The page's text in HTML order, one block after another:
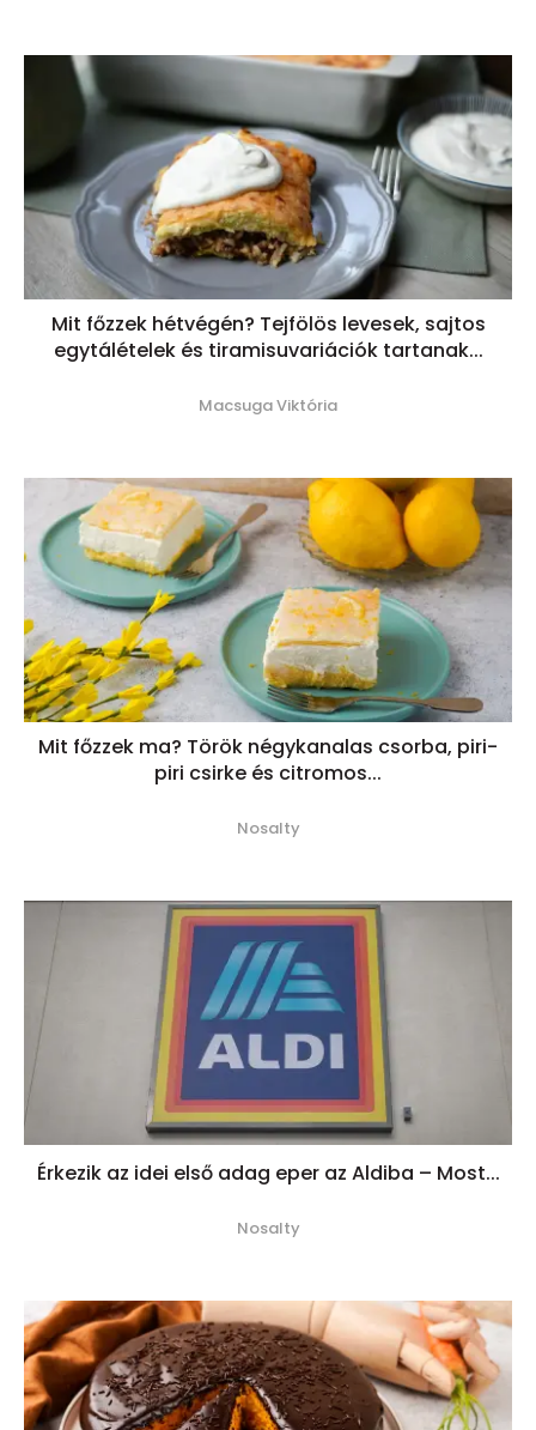
Mit főzzek hétvégén? Tejfölös levesek, sajtos
egytálételek és tiramisuvariációk tartanak...
Macsuga Viktória
Mit főzzek ma? Török négykanalas csorba, piri-
piri csirke és citromos...
Nosalty
Érkezik az idei első adag eper az Aldiba – Most...
Nosalty